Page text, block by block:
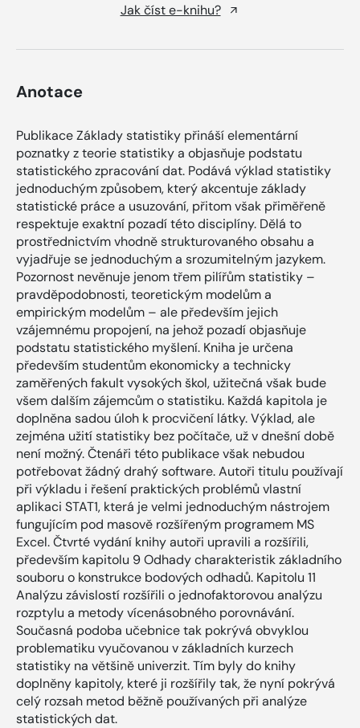
Jak číst e-knihu?
Anotace
Publikace Základy statistiky přináší elementární
poznatky z teorie statistiky a objasňuje podstatu
statistického zpracování dat. Podává výklad statistiky
jednoduchým způsobem, který akcentuje základy
statistické práce a usuzování, přitom však přiměřeně
respektuje exaktní pozadí této disciplíny. Dělá to
prostřednictvím vhodně strukturovaného obsahu a
vyjadřuje se jednoduchým a srozumitelným jazykem.
Pozornost nevěnuje jenom třem pilířům statistiky –
pravděpodobnosti, teoretickým modelům a
empirickým modelům – ale především jejich
vzájemnému propojení, na jehož pozadí objasňuje
podstatu statistického myšlení. Kniha je určena
především studentům ekonomicky a technicky
zaměřených fakult vysokých škol, užitečná však bude
všem dalším zájemcům o statistiku. Každá kapitola je
doplněna sadou úloh k procvičení látky. Výklad, ale
zejména užití statistiky bez počítače, už v dnešní době
není možný. Čtenáři této publikace však nebudou
potřebovat žádný drahý software. Autoři titulu používají
při výkladu i řešení praktických problémů vlastní
aplikaci STAT1, která je velmi jednoduchým nástrojem
fungujícím pod masově rozšířeným programem MS
Excel. Čtvrté vydání knihy autoři upravili a rozšířili,
především kapitolu 9 Odhady charakteristik základního
souboru o konstrukce bodových odhadů. Kapitolu 11
Analýzu závislostí rozšířili o jednofaktorovou analýzu
rozptylu a metody vícenásobného porovnávání.
Současná podoba učebnice tak pokrývá obvyklou
problematiku vyučovanou v základních kurzech
statistiky na většině univerzit. Tím byly do knihy
doplněny kapitoly, které ji rozšířily tak, že nyní pokrývá
celý rozsah metod běžně používaných při analýze
statistických dat.